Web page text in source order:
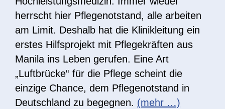
herrscht hier Pflegenotstand, alle arbeiten
am Limit. Deshalb hat die Klinikleitung ein
erstes Hilfsprojekt mit Pflegekräften aus
Manila ins Leben gerufen. Eine Art
„Luftbrücke“ für die Pflege scheint die
einzige Chance, dem Pflegenotstand in
Deutschland zu begegnen. (mehr …)